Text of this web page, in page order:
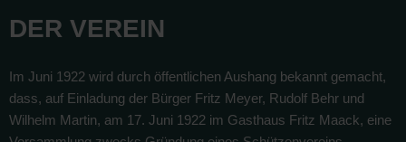
DER VEREIN
Im Juni 1922 wird durch öffentlichen Aushang bekannt gemacht,
dass, auf Einladung der Bürger Fritz Meyer, Rudolf Behr und
Wilhelm Martin, am 17. Juni 1922 im Gasthaus Fritz Maack, eine